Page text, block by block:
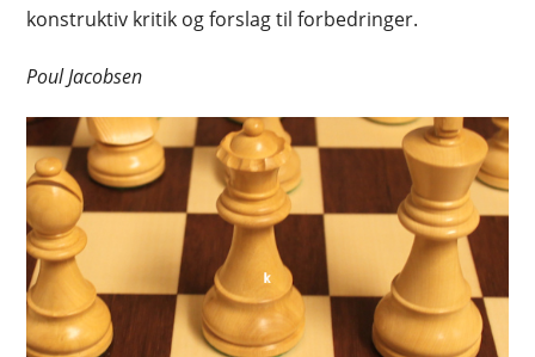
konstruktiv kritik og forslag til forbedringer.
Poul Jacobsen